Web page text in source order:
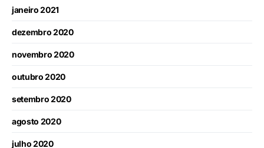
janeiro 2021
dezembro 2020
novembro 2020
outubro 2020
setembro 2020
agosto 2020
julho 2020